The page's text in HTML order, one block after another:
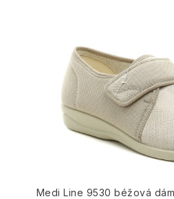
Medi Line 9530 béžová